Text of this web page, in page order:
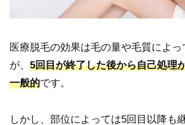
医療脱毛の効果は毛の量や毛質によ
が、 5回目が終了した後から自己処理
一般的です。
しかし、部位によっては5回目以降も